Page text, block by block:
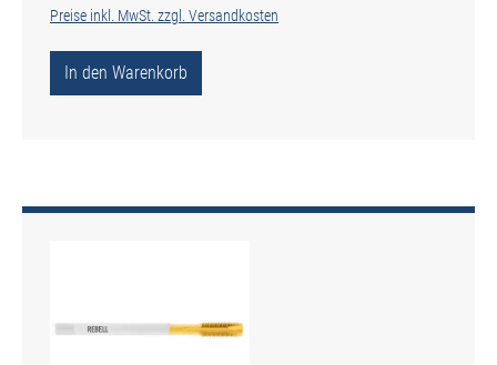
Preise inkl. MwSt. zzgl. Versandkosten
In den Warenkorb